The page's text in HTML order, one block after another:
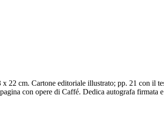
cm. Cartone editoriale illustrato; pp. 21 con il
con opere di Caffé. Dedica autografa firmata